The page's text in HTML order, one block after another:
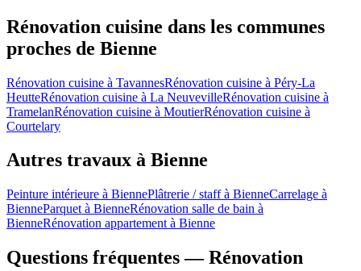
Rénovation cuisine dans les communes
proches de Bienne
Rénovation cuisine à TavannesRénovation cuisine à Péry-La
HeutteRénovation cuisine à La NeuvevilleRénovation cuisine à
TramelanRénovation cuisine à MoutierRénovation cuisine à
Courtelary
Autres travaux à Bienne
Peinture intérieure à BiennePlâtrerie / staff à BienneCarrelage à
BienneParquet à BienneRénovation salle de bain à
BienneRénovation appartement à Bienne
Questions fréquentes — Rénovation